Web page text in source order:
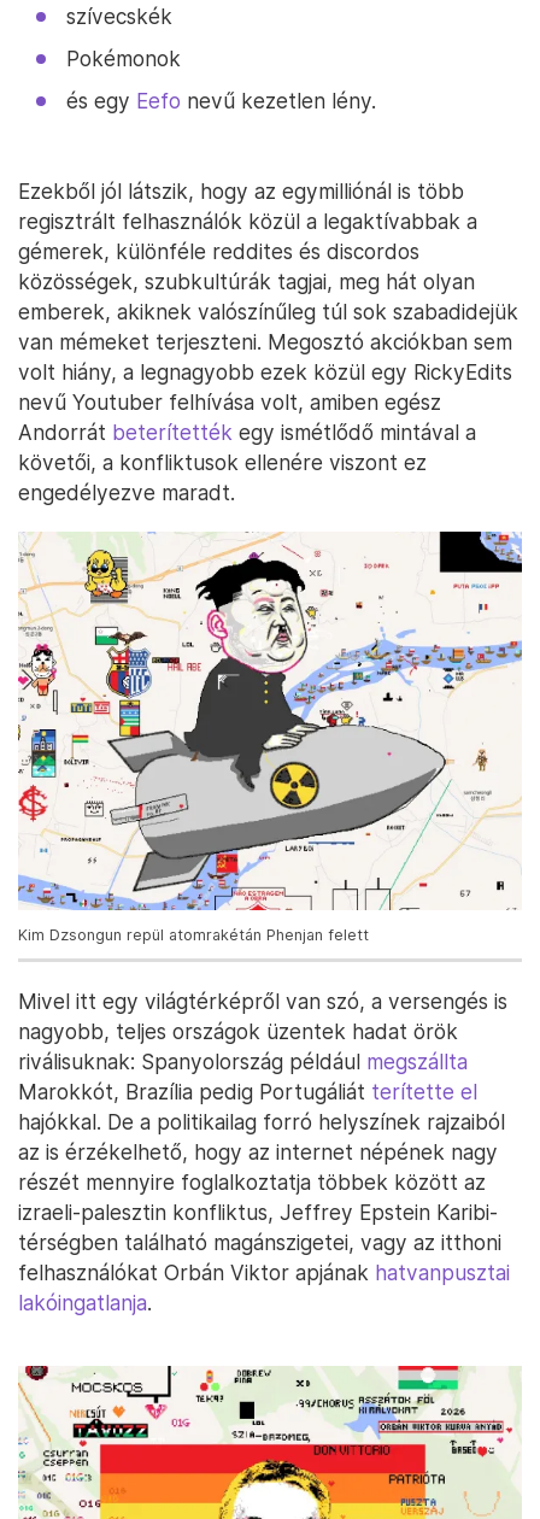
szívecskék
Pokémonok
és egy Eefo nevű kezetlen lény.
Ezekből jól látszik, hogy az egymilliónál is több
regisztrált felhasználók közül a legaktívabbak a
gémerek, különféle reddites és discordos
közösségek, szubkultúrák tagjai, meg hát olyan
emberek, akiknek valószínűleg túl sok szabadidejük
van mémeket terjeszteni. Megosztó akciókban sem
volt hiány, a legnagyobb ezek közül egy RickyEdits
nevű Youtuber felhívása volt, amiben egész
Andorrát beterítették egy ismétlődő mintával a
követői, a konfliktusok ellenére viszont ez
engedélyezve maradt.
Kim Dzsongun repül atomrakétán Phenjan felett
Mivel itt egy világtérképről van szó, a versengés is
nagyobb, teljes országok üzentek hadat örök
riválisuknak: Spanyolország például megszállta
Marokkót, Brazília pedig Portugáliát terítette el
hajókkal. De a politikailag forró helyszínek rajzaiból
az is érzékelhető, hogy az internet népének nagy
részét mennyire foglalkoztatja többek között az
izraeli-palesztin konfliktus, Jeffrey Epstein Karibi-
térségben található magánszigetei, vagy az itthoni
felhasználókat Orbán Viktor apjának hatvanpusztai
lakóingatlanja.